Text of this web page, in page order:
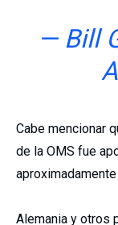
— Bill
Cabe mencionar
de la OMS fue
Alemania y otros